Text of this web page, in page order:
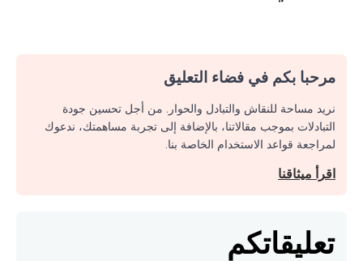
مرحبا بكم في فضاء التعليق
نريد مساحة للنقاش والتبادل والحوار. من أجل تحسين جودة
التبادلات بموجب مقالاتنا، بالإضافة إلى تجربة مساهمتك، ندعوك
لمراجعة قواعد الاستخدام الخاصة بنا.
اقرأ ميثاقنا
تعليقاتكم